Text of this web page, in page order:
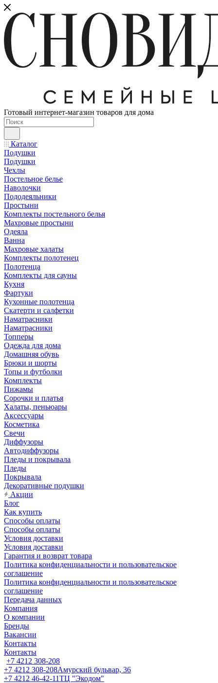
Готовый интернет-магазин товаров для дома
Каталог
Подушки
Подушки
Чехлы
Постельное белье
Наволочки
Пододеяльники
Простыни
Комплекты постельного белья
Махровые простыни
Одеяла
Ванна
Махровые халаты
Комплекты полотенец
Полотенца
Комплекты для сауны
Кухня
Фартуки
Кухонные полотенца
Скатерти и салфетки
Наматрасники
Наматрасники
Топперы
Одежда для дома
Домашняя обувь
Брюки и шорты
Топы и футболки
Комплекты
Пижамы
Сорочки и платья
Халаты, пеньюары
Аксессуары
Косметика
Свечи
Диффузоры
Автодиффузоры
Пледы и покрывала
Пледы
Покрывала
Декоративные подушки
Акции
Блог
Как купить
Способы оплаты
Способы оплаты
Условия доставки
Условия доставки
Гарантия и возврат товара
Политика конфиденциальности и пользовательское
соглашение
Политика конфиденциальности и пользовательское
соглашение
Передача данных
Компания
О компании
Бренды
Вакансии
Контакты
Контакты
+7 4212 308-208
+7 4212 308-208Амурский бульвар, 36
+7 4212 46-42-11ТЦ "Экодом"